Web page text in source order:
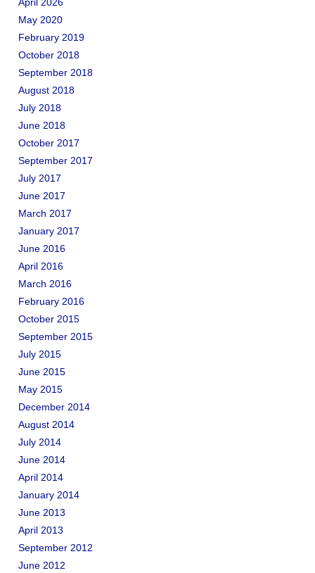
May 2020
February 2019
October 2018
September 2018
August 2018
July 2018
June 2018
October 2017
September 2017
July 2017
June 2017
March 2017
January 2017
June 2016
April 2016
March 2016
February 2016
October 2015
September 2015
July 2015
June 2015
May 2015
December 2014
August 2014
July 2014
June 2014
April 2014
January 2014
June 2013
April 2013
September 2012
June 2012